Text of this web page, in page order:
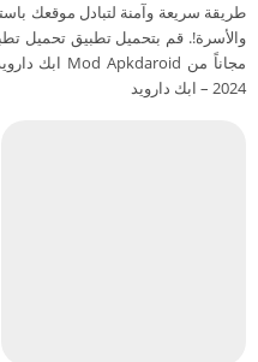
طريقة سريعة وآمنة لتبادل موقعك
2024 – ابك دارويد